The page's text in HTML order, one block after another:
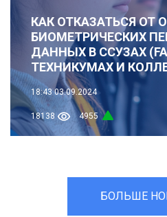
КАК ОТКАЗАТЬСЯ ОТ
БИОМЕТРИЧЕСКИХ
ДАННЫХ В ССУЗАХ
ТЕХНИКУМАХ И
18:43 03.09.2024
18138 4955
БОЛЬШЕ